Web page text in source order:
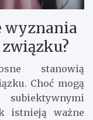
wyznania
stanowią
Choć mogą
istnieją ważne